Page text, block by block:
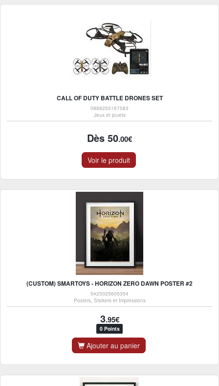
CALL OF DUTY BATTLE DRONES SET
0888255167583
Jeux et jouets
Dès 50.00€
Voir le produit
(CUSTOM) SMARTOYS - HORIZON ZERO DAWN POSTER #2
5425025605354
Posters, Stickers et Impressions
3.95€
0 Points
Ajouter au panier